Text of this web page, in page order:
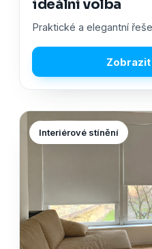
ideální volba
Praktické a elegantní
Interiérové stínění